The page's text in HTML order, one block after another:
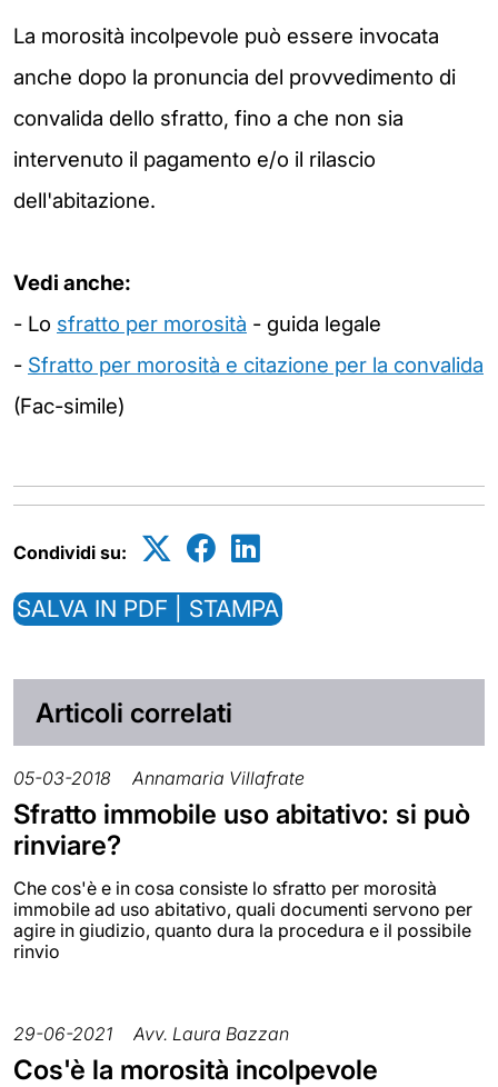
La morosità incolpevole può essere invocata
anche dopo la pronuncia del provvedimento di
convalida dello sfratto, fino a che non sia
intervenuto il pagamento e/o il rilascio
dell'abitazione.
Vedi anche:
- Lo sfratto per morosità - guida legale
- Sfratto per morosità e citazione per la convalida
(Fac-simile)
Condividi su:
SALVA IN PDF | STAMPA
Articoli correlati
05-03-2018 Annamaria Villafrate
Sfratto immobile uso abitativo: si può
rinviare?
Che cos'è e in cosa consiste lo sfratto per morosità
immobile ad uso abitativo, quali documenti servono per
agire in giudizio, quanto dura la procedura e il possibile
rinvio
29-06-2021 Avv. Laura Bazzan
Cos'è la morosità incolpevole